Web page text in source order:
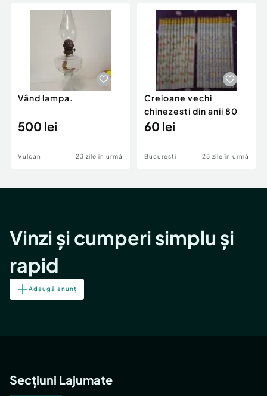
Animale de companie
Afaceri și echipamente profesionale
Inchiriere Bunuri si Vehicule
Utilaje agricole si industriale
Piese auto si accesorii
Dacia Duster
Vând lampa.
500 lei
Vulcan 23 zile în urmă
Creioane vechi
chinezesti din anii 80
60 lei
Bucuresti 25 zile în urmă
Vinzi și cumperi simplu și
rapid
Adaugă anunț
Secțiuni Lajumate